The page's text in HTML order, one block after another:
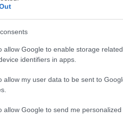
allow Google to enable storage
identifiers in apps.
allow my user data to be sent to
allow Google to send me personalized
klasická izolácia
v mrazoch zlyháva
to vyriešiť raz a navždy